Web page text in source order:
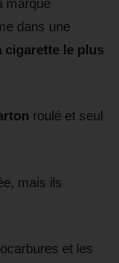
dans une
cigarette le plus
roulé et seul
mais ils
et les